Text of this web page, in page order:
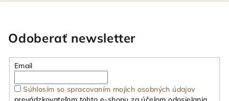
Odoberať newsletter
Email
Súhlasím so spracovaním mojich osobných údajov